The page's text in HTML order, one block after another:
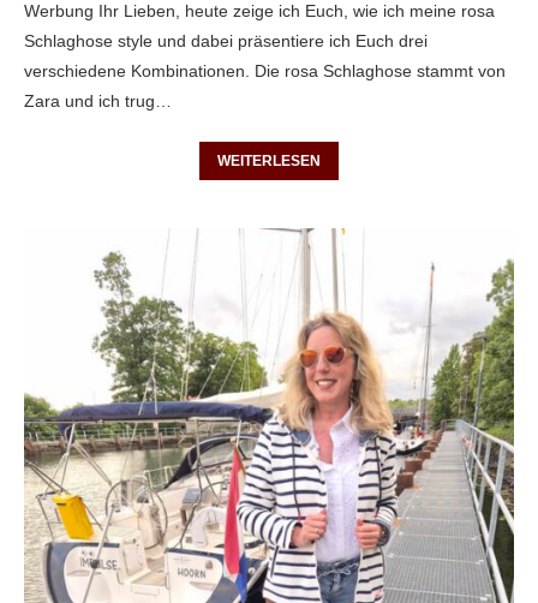
Werbung Ihr Lieben, heute zeige ich Euch, wie ich meine rosa
Schlaghose style und dabei präsentiere ich Euch drei
verschiedene Kombinationen. Die rosa Schlaghose stammt von
Zara und ich trug…
WEITERLESEN